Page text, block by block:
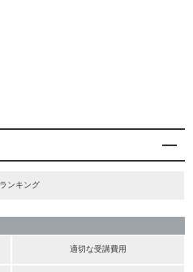
ンキング
適切な受講費用